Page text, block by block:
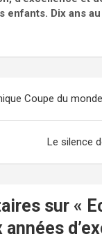
enfants. Dix ans
Coupe du monde
Le silence
sur «
années